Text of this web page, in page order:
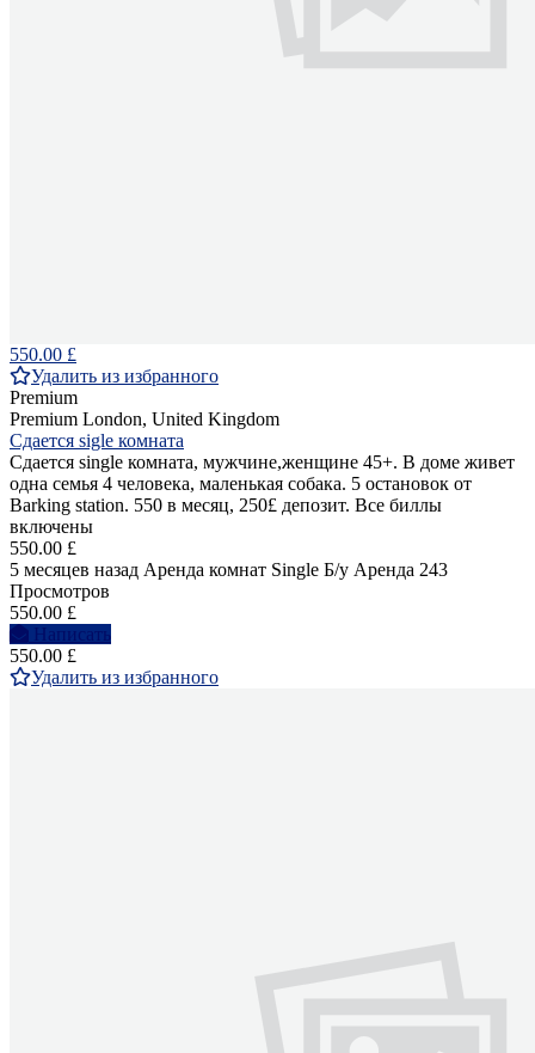
550.00 £
Удалить из избранного
Premium
Premium London, United Kingdom
Сдается sigle комната
Сдается single комната, мужчине,женщине 45+. В доме живет
одна семья 4 человека, маленькая собака. 5 остановок от
Barking station. 550 в месяц, 250£ депозит. Все биллы
включены
550.00 £
5 месяцев назад Аренда комнат Single Б/у Аренда 243
Просмотров
550.00 £
Написать
550.00 £
Удалить из избранного